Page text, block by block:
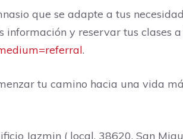
que se adapte a tus
información y reservar tus clases
.
tu camino hacia una vida
Jazmin ( local, 38620, San